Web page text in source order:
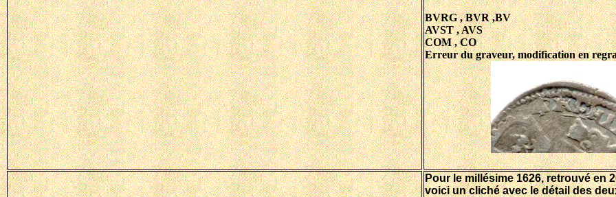
BVRG , BVR ,BV
AVST , AVS
COM , CO
Erreur du graveur, modification en
Pour le millésime 1626, retrouvé en
voici un cliché avec le détail des